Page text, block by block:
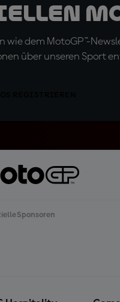
dem MotoGP™-
über unseren Sport
Sponsoren